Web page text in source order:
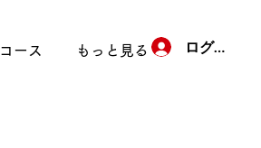
コース もっと見る ログイン